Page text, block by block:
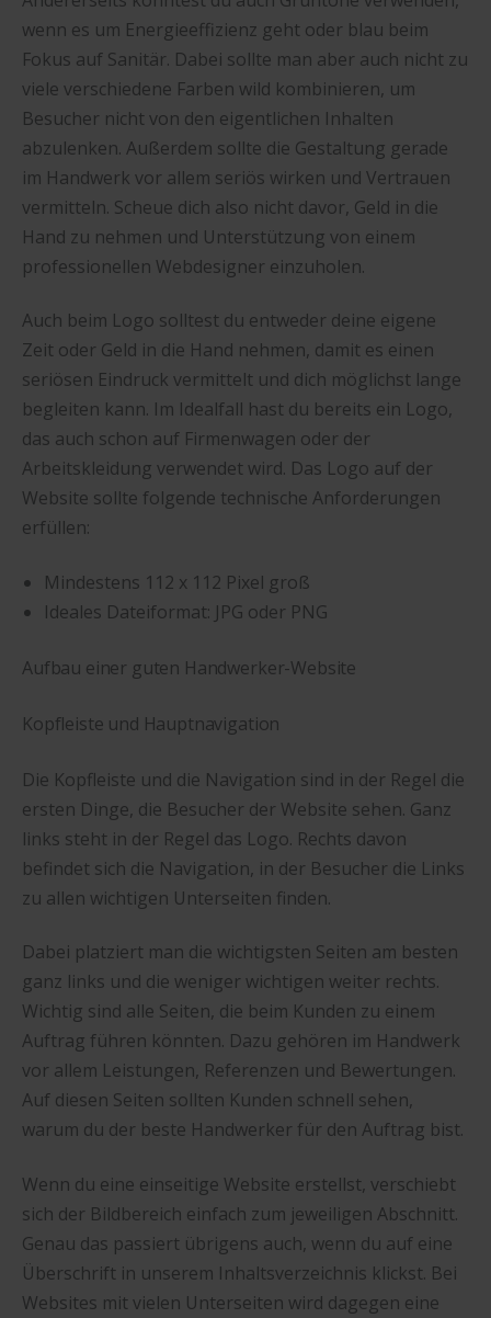
wenn es um Energieeffizienz geht oder blau beim
Fokus auf Sanitär. Dabei sollte man aber auch nicht zu
viele verschiedene Farben wild kombinieren, um
Besucher nicht von den eigentlichen Inhalten
abzulenken. Außerdem sollte die Gestaltung gerade
im Handwerk vor allem seriös wirken und Vertrauen
vermitteln. Scheue dich also nicht davor, Geld in die
Hand zu nehmen und Unterstützung von einem
professionellen Webdesigner einzuholen.
Auch beim Logo solltest du entweder deine eigene
Zeit oder Geld in die Hand nehmen, damit es einen
seriösen Eindruck vermittelt und dich möglichst lange
begleiten kann. Im Idealfall hast du bereits ein Logo,
das auch schon auf Firmenwagen oder der
Arbeitskleidung verwendet wird. Das Logo auf der
Website sollte folgende technische Anforderungen
erfüllen:
Mindestens 112 x 112 Pixel groß
Ideales Dateiformat: JPG oder PNG
Aufbau einer guten Handwerker-Website
Kopfleiste und Hauptnavigation
Die Kopfleiste und die Navigation sind in der Regel die
ersten Dinge, die Besucher der Website sehen. Ganz
links steht in der Regel das Logo. Rechts davon
befindet sich die Navigation, in der Besucher die Links
zu allen wichtigen Unterseiten finden.
Dabei platziert man die wichtigsten Seiten am besten
ganz links und die weniger wichtigen weiter rechts.
Wichtig sind alle Seiten, die beim Kunden zu einem
Auftrag führen könnten. Dazu gehören im Handwerk
vor allem Leistungen, Referenzen und Bewertungen.
Auf diesen Seiten sollten Kunden schnell sehen,
warum du der beste Handwerker für den Auftrag bist.
Wenn du eine einseitige Website erstellst, verschiebt
sich der Bildbereich einfach zum jeweiligen Abschnitt.
Genau das passiert übrigens auch, wenn du auf eine
Überschrift in unserem Inhaltsverzeichnis klickst. Bei
Websites mit vielen Unterseiten wird dagegen eine